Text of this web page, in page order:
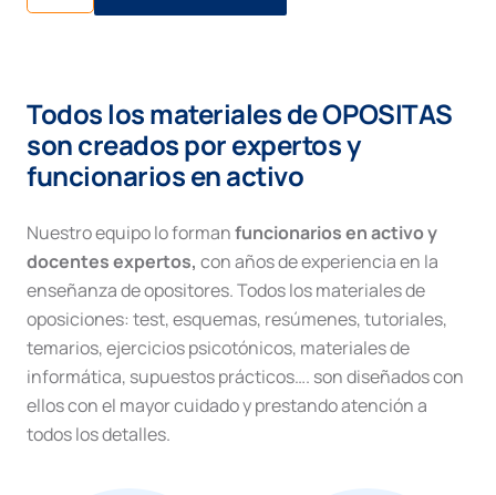
cantidad
Todos los materiales de OPOSITAS
son creados por expertos y
funcionarios en activo
Nuestro equipo lo formanfuncionarios en activo y
docentes expertos, con años de experiencia en la
enseñanza de opositores. Todos los materiales de
oposiciones: test, esquemas, resúmenes, tutoriales,
temarios, ejercicios psicotónicos, materiales de
informática, supuestos prácticos…. son diseñados con
ellos con el mayor cuidado y prestando atención a
todos los detalles.